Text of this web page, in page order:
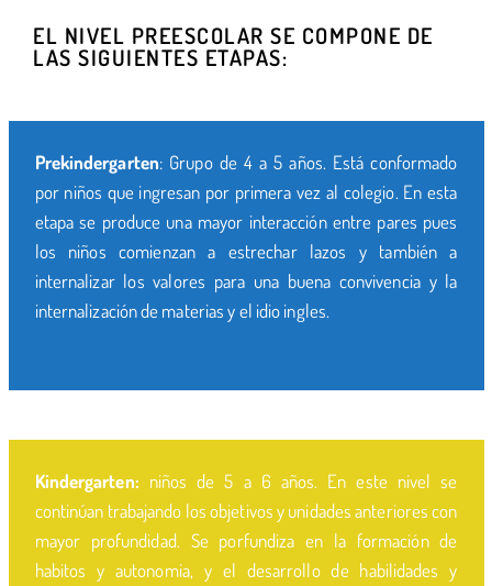
EL NIVEL PREESCOLAR SE COMPONE DE
LAS SIGUIENTES ETAPAS:
Prekindergarten: Grupo de 4 a 5 años. Está conformado
por niños que ingresan por primera vez al colegio. En esta
etapa se produce una mayor interacción entre pares pues
los niños comienzan a estrechar lazos y también a
internalizar los valores para una buena convivencia y la
internalización de materias y el idio ingles.
Kindergarten: niños de 5 a 6 años. En este nivel se
continúan trabajando los objetivos y unidades anteriores con
mayor profundidad. Se porfundiza en la formación de
habitos y autonomia, y el desarrollo de habilidades y